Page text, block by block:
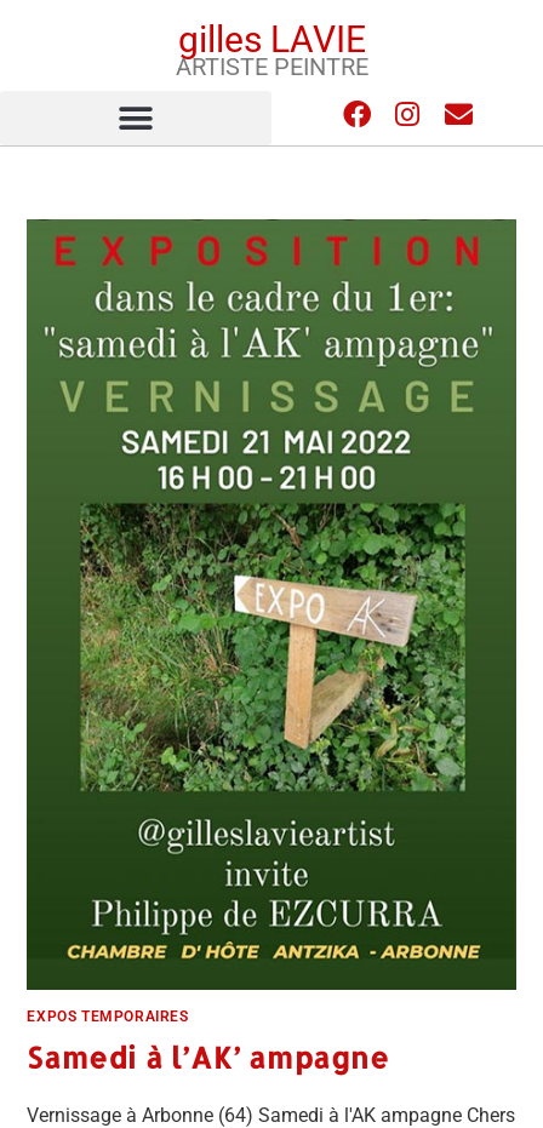
gilles LAVIE
ARTISTE PEINTRE
EXPOS TEMPORAIRES
Samedi à l’AK’ ampagne
Vernissage à Arbonne (64) Samedi à l'AK ampagne Chers